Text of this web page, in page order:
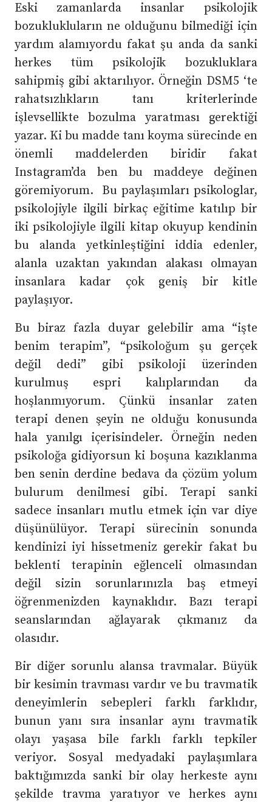
Eski zamanlarda insanlar psikolojik
bozuklukluların ne olduğunu bilmediği için
yardım alamıyordu fakat şu anda da sanki
herkes tüm psikolojik bozukluklara
sahipmiş gibi aktarılıyor. Örneğin DSM5 ‘te
rahatsızlıkların tanı kriterlerinde
işlevsellikte bozulma yaratması gerektiği
yazar. Ki bu madde tanı koyma sürecinde en
önemli maddelerden biridir fakat
Instagram’da ben bu maddeye değinen
göremiyorum. Bu paylaşımları psikologlar,
psikolojiyle ilgili birkaç eğitime katılıp bir
iki psikolojiyle ilgili kitap okuyup kendinin
bu alanda yetkinleştiğini iddia edenler,
alanla uzaktan yakından alakası olmayan
insanlara kadar çok geniş bir kitle
paylaşıyor.
Bu biraz fazla duyar gelebilir ama “işte
benim terapim”, “psikoloğum şu gerçek
değil dedi” gibi psikoloji üzerinden
kurulmuş espri kalıplarından da
hoşlanmıyorum. Çünkü insanlar zaten
terapi denen şeyin ne olduğu konusunda
hala yanılgı içerisindeler. Örneğin neden
psikoloğa gidiyorsun ki boşuna kazıklanma
ben senin derdine bedava da çözüm yolum
bulurum denilmesi gibi. Terapi sanki
sadece insanları mutlu etmek için var diye
düşünülüyor. Terapi sürecinin sonunda
kendinizi iyi hissetmeniz gerekir fakat bu
beklenti terapinin eğlenceli olmasından
değil sizin sorunlarınızla baş etmeyi
öğrenmenizden kaynaklıdır. Bazı terapi
seanslarından ağlayarak çıkmanız da
olasıdır.
Bir diğer sorunlu alansa travmalar. Büyük
bir kesimin travması vardır ve bu travmatik
deneyimlerin sebepleri farklı farklıdır,
bunun yanı sıra insanlar aynı travmatik
olayı yaşasa bile farklı farklı tepkiler
veriyor. Sosyal medyadaki paylaşımlara
baktığımızda sanki bir olay herkeste aynı
şekilde travma yaratıyor ve herkes aynı